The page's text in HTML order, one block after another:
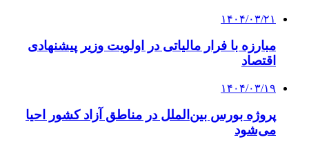
۱۴۰۴/۰۳/۲۱
مبارزه با فرار مالیاتی در اولویت وزیر پیشنهادی
اقتصاد
۱۴۰۴/۰۳/۱۹
پروژه بورس بین‌الملل در مناطق آزاد کشور احیا
می‌شود